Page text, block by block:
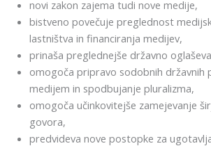
novi zakon zajema tudi nove medije,
bistveno povečuje preglednost
lastništva in financiranja medijev,
prinaša preglednejše državno
omogoča pripravo sodobnih državnih
medijem in spodbujanje pluralizma,
omogoča učinkovitejše zamejevanje
govora,
predvideva nove postopke za